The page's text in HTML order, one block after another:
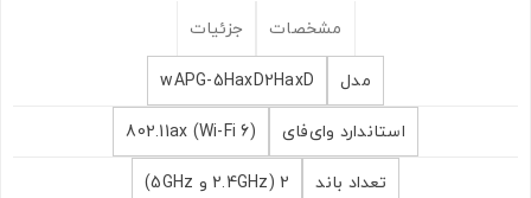
مشخصات
جزئیات
مدل
wAPG-5HaxD2HaxD
استاندارد وای‌فای
802.11ax (Wi-Fi 6)
تعداد باند
2 (2.4GHz و 5GHz)